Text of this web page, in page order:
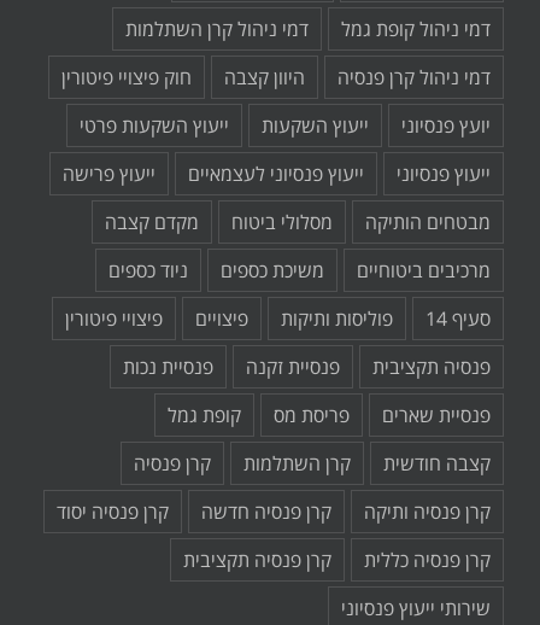
דמי ניהול קופת גמל
דמי ניהול קרן השתלמות
דמי ניהול קרן פנסיה
היוון קצבה
חוק פיצויי פיטורין
יועץ פנסיוני
ייעוץ השקעות
ייעוץ השקעות פרטי
ייעוץ פנסיוני
ייעוץ פנסיוני לעצמאיים
ייעוץ פרישה
מבטחים הותיקה
מסלולי ביטוח
מקדם קצבה
מרכיבים ביטוחיים
משיכת כספים
ניוד כספים
סעיף 14
פוליסות ותיקות פיצויים
פיצויי פיטורין
פנסיה תקציבית
פנסיית זקנה
פנסיית נכות
פנסיית שארים
פריסת מס
קופת גמל
קצבה חודשית
קרן השתלמות
קרן פנסיה
קרן פנסיה ותיקה
קרן פנסיה חדשה
קרן פנסיה יסוד
קרן פנסיה כללית
קרן פנסיה תקציבית
שירותי ייעוץ פנסיוני